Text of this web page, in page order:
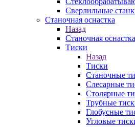
Сверлильные
Станочная оснастка
Назад
Станочная оснастка
Тиски
Назад
Тиски
Станочные
Слесарные
Столярные
Трубные
Глобусные
Угловые